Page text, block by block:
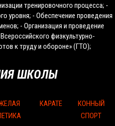
тренировочного процесса; -
уровня; - Обеспечение проведения
- Организация и проведение
физкультурно-
к труду и обороне» (ГТО);
ШКОЛЫ
КАРАТЕ
КОННЫЙ
СПОРТ